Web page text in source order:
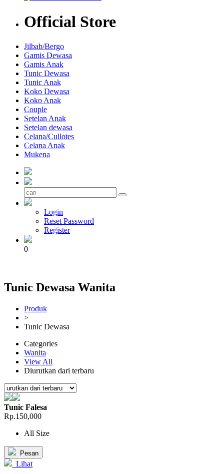
Official Store
Jilbab/Bergo
Gamis Dewasa
Gamis Anak
Tunic Dewasa
Tunic Anak
Koko Dewasa
Koko Anak
Couple
Setelan Anak
Setelan dewasa
Celana/Cullotes
Celana Anak
Mukena
Login
Reset Password
Register
0
Tunic Dewasa Wanita
Produk
>
Tunic Dewasa
Categories
Wanita
View All
Diurutkan dari terbaru
Tunic Falesa
Rp.150,000
All Size
Pesan
Lihat